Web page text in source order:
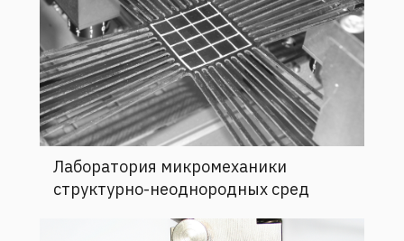
Лаборатория микромеханики
структурно-неоднородных сред